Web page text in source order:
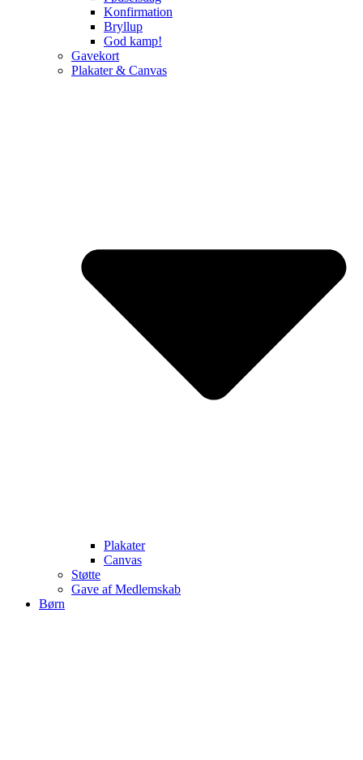
Konfirmation
Bryllup
God kamp!
Gavekort
Plakater & Canvas
Plakater
Canvas
Støtte
Gave af Medlemskab
Børn